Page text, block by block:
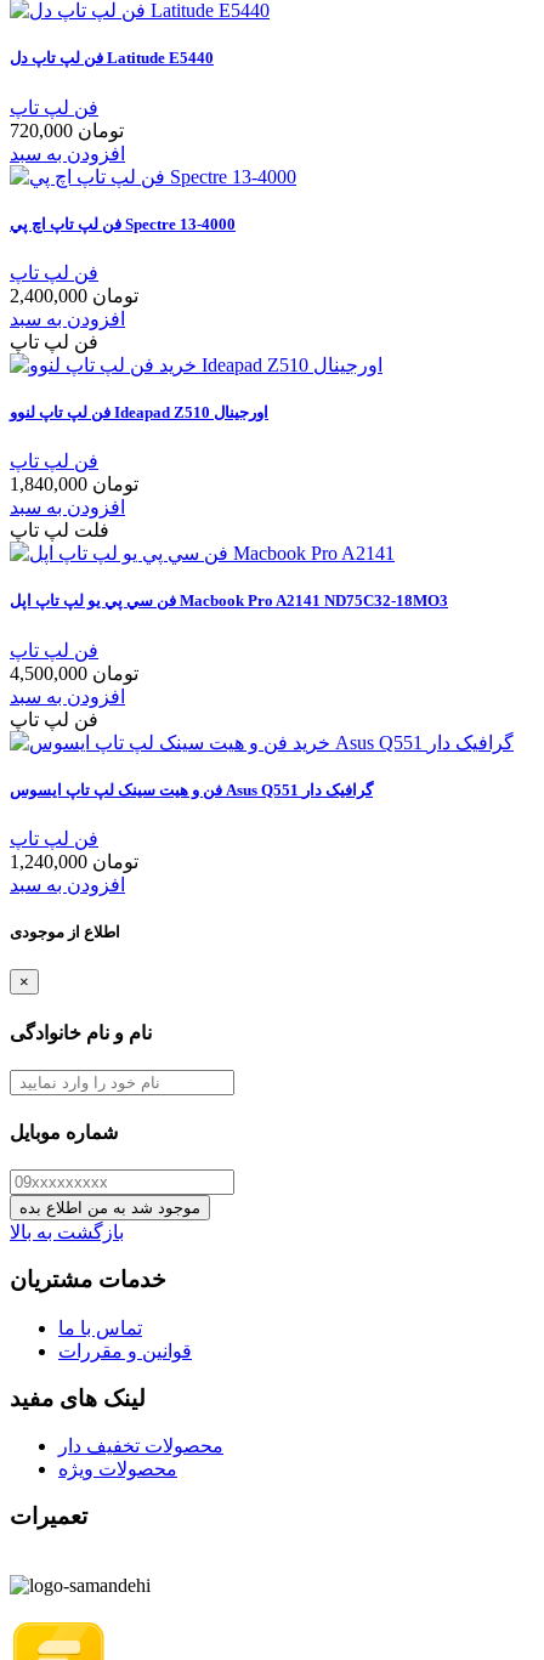
فن لپ تاپ دل Latitude E5440
فن لپ تاپ
720,000 تومان
افزودن به سبد
فن لپ تاپ اچ پي Spectre 13-4000
فن لپ تاپ
2,400,000 تومان
افزودن به سبد
فن لپ تاپ
فن لپ تاپ لنوو Ideapad Z510 اورجینال
فن لپ تاپ
1,840,000 تومان
افزودن به سبد
فلت لپ تاپ
فن سي پي يو لپ تاپ اپل Macbook Pro A2141 ND75C32-18MO3
فن لپ تاپ
4,500,000 تومان
افزودن به سبد
فن لپ تاپ
فن و هيت سينک لپ تاپ ايسوس Asus Q551 گرافيک دار
فن لپ تاپ
1,240,000 تومان
افزودن به سبد
اطلاع از موجودی
×
نام و نام خانوادگی
شماره موبایل
موجود شد به من اطلاع بده
بازگشت به بالا
خدمات مشتریان
تماس با ما
قوانین و مقررات
لینک های مفید
محصولات تخفیف دار
محصولات ویژه
تعمیرات